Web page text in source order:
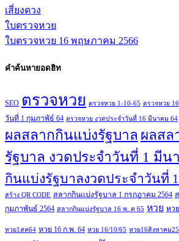
เสี่ยงดวง
ใบตรวจหวย
ใบตรวจหวย 16 พฤษภาคม 2566
คำค้นหายอดฮิท
SEO ตรวจหวย ตรวจหวย 1-10-65 ตรวจหวย
วันที่ 1 กุมภาพัธ์ 64 ตรวจหวย งวดประจำวันที่ 16 มีนาคม 64
ผลสลากกินแบ่งรัฐบาล ผลสล
รัฐบาล งวดประจำวันที่ 1 มีน
กินแบ่งรัฐบาลงวดประจำวันที่
สร้าง QR CODE สลากกินแบ่งรัฐบาล 1 กรกฏาคม 2564
กุมภาพันธ์ 2564 สลากกินแบ่งรัฐบาล 16 พ..ค 65 หวย หว
หวย1สค64 หวย 16 ก.พ. 64 หวย 16/10/65 หวย16สิงหาคม